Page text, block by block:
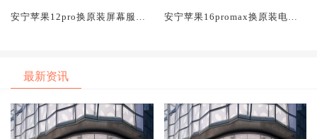
安宁苹果12pro换原装屏幕服务
安宁苹果16promax换原装电池
最新资讯